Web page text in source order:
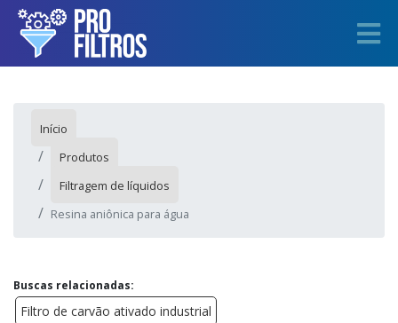
Início
Produtos
Filtragem de líquidos
Resina aniônica para água
Buscas relacionadas:
Filtro de carvão ativado industrial